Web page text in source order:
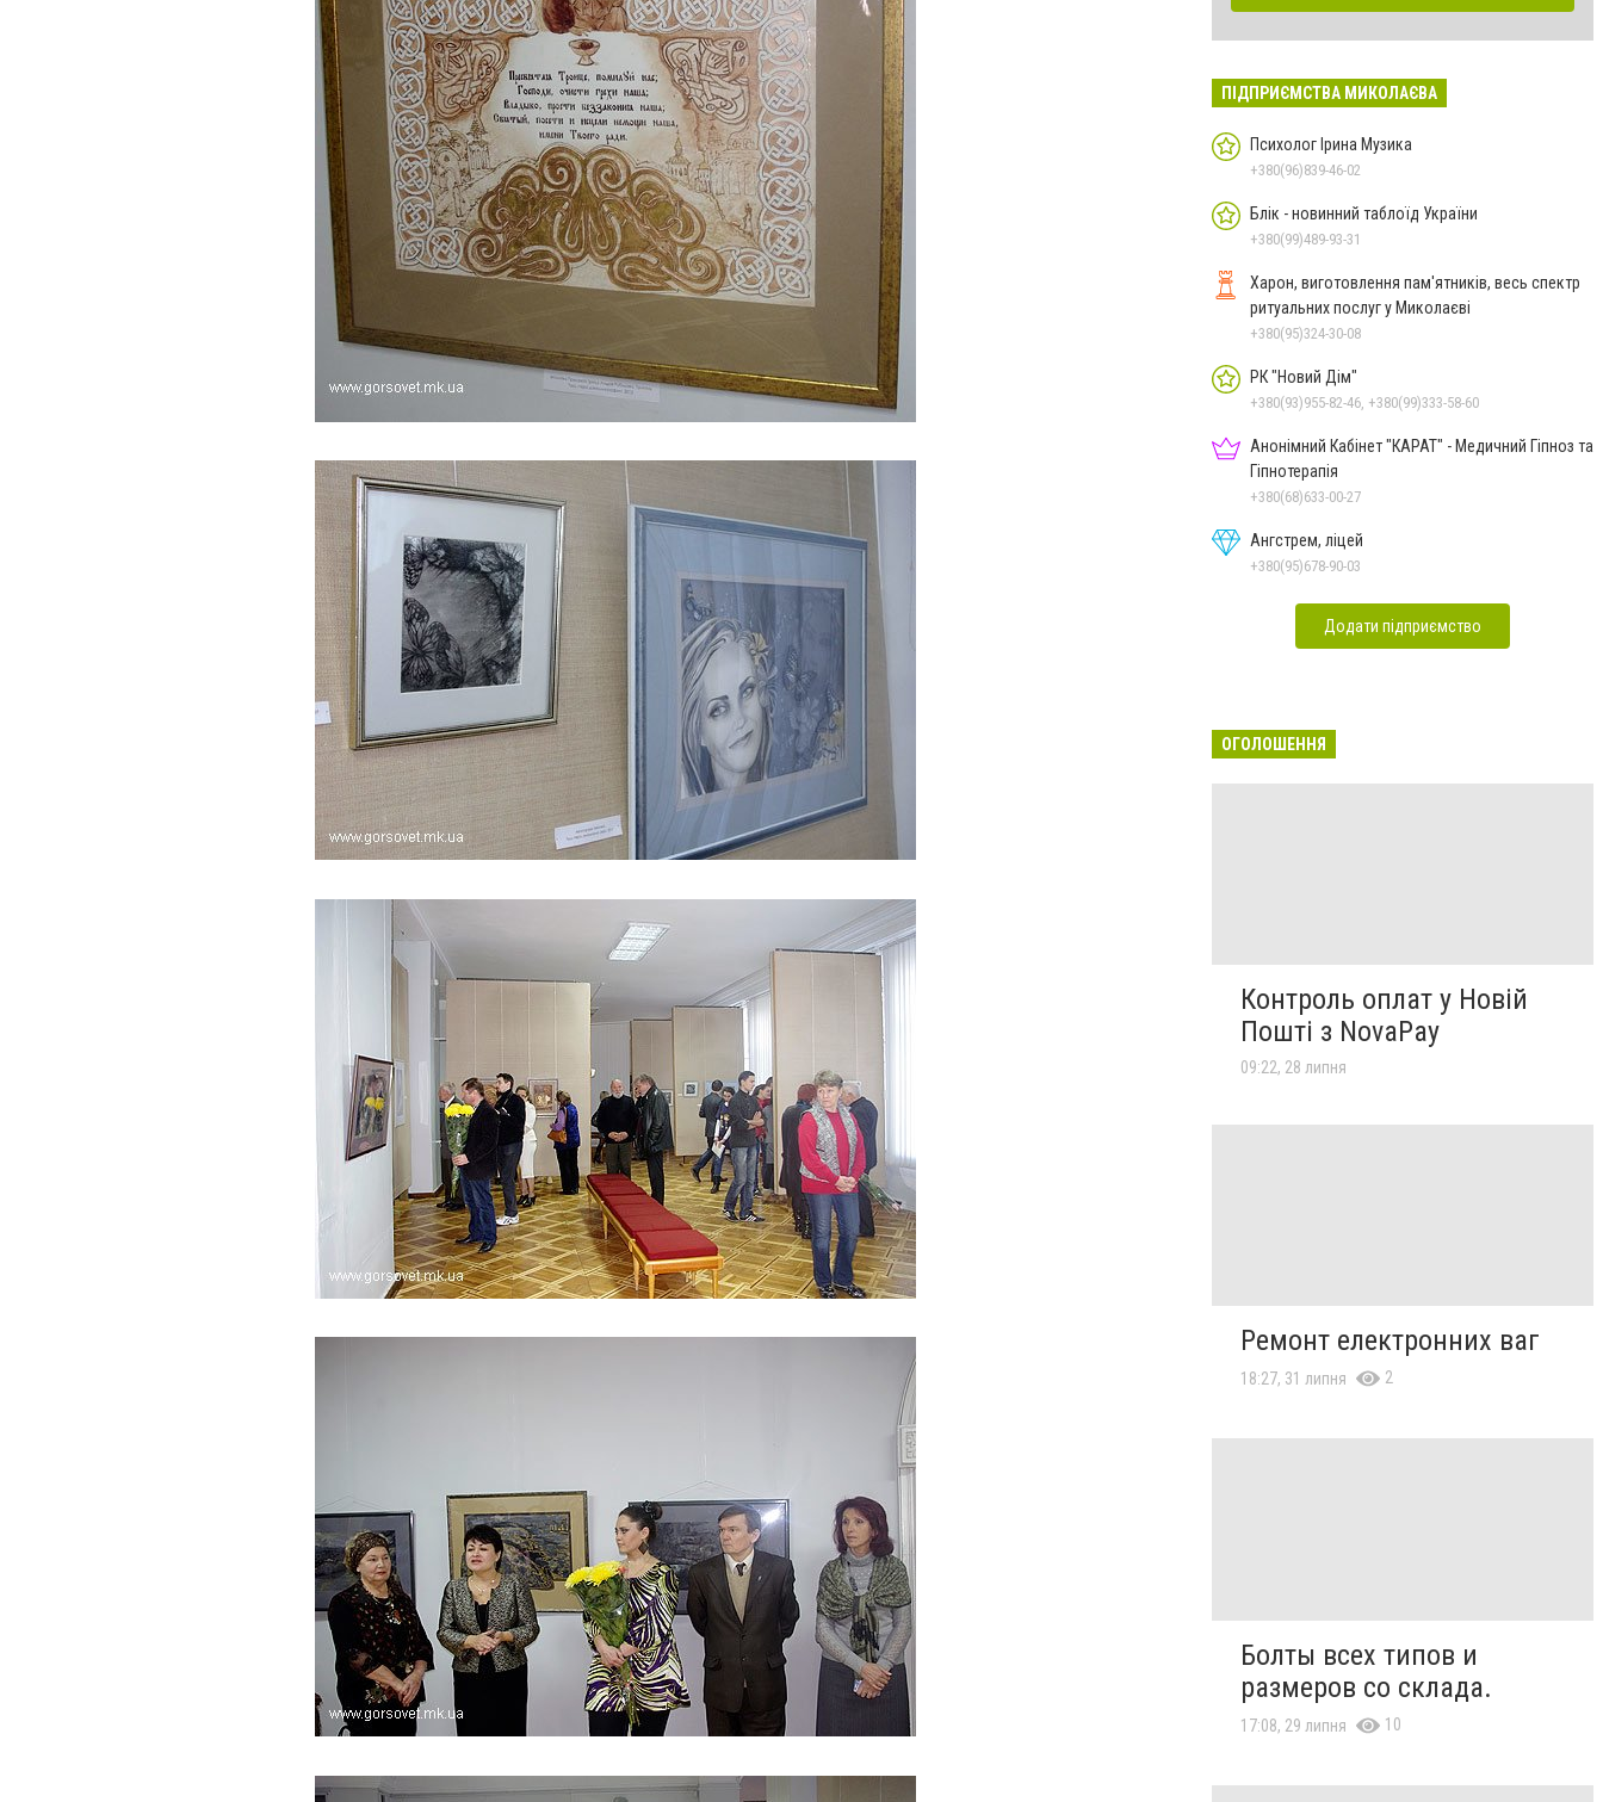
ПІДПРИЄМСТВА МИКОЛАЄВА
Психолог Ірина Музика
+380(96)839-46-02
Блік - новинний таблоїд України
+380(99)489-93-31
Харон, виготовлення пам'ятників, весь спектр
ритуальних послуг у Миколаєві
+380(95)324-30-08
РК "Новий Дім"
+380(93)955-82-46, +380(99)333-58-60
Анонімний Кабінет "КАРАТ" - Медичний Гіпноз та
Гіпнотерапія
+380(68)633-00-27
Ангстрем, ліцей
+380(95)678-90-03
Додати підприємство
ОГОЛОШЕННЯ
Контроль оплат у Новій
Пошті з NovaPay
09:22, 28 липня
Ремонт електронних ваг
18:27, 31 липня 2
Болты всех типов и
размеров со склада.
17:08, 29 липня 10